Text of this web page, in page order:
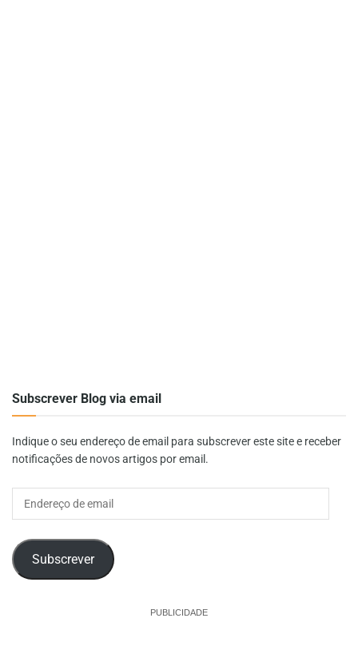
Subscrever Blog via email
Indique o seu endereço de email para subscrever este site e receber
notificações de novos artigos por email.
Subscrever
PUBLICIDADE